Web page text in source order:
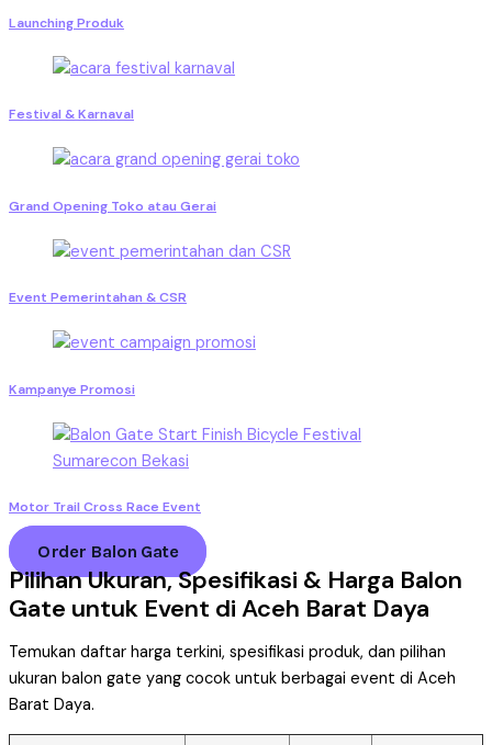
Launching Produk
Festival & Karnaval
Grand Opening Toko atau Gerai
Event Pemerintahan & CSR
Kampanye Promosi
Motor Trail Cross Race Event
Order Balon Gate
Pilihan Ukuran, Spesifikasi & Harga Balon
Gate untuk Event di Aceh Barat Daya
Temukan daftar harga terkini, spesifikasi produk, dan pilihan
ukuran balon gate yang cocok untuk berbagai event di Aceh
Barat Daya.